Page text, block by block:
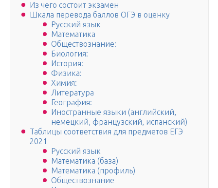
Из чего состоит экзамен
Шкала перевода баллов ОГЭ в оценку
Русский язык
Математика
Обществознание:
Биология:
История:
Физика:
Химия:
Литература
География:
Иностранные языки (английский,
немецкий, французский, испанский)
Таблицы соответствия для предметов ЕГЭ
2021
Русский язык
Математика (база)
Математика (профиль)
Обществознание